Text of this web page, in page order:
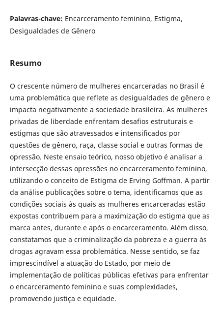
Palavras-chave: Encarceramento feminino, Estigma,
Desigualdades de Gênero
Resumo
O crescente número de mulheres encarceradas no Brasil é
uma problemática que reflete as desigualdades de gênero e
impacta negativamente a sociedade brasileira. As mulheres
privadas de liberdade enfrentam desafios estruturais e
estigmas que são atravessados e intensificados por
questões de gênero, raça, classe social e outras formas de
opressão. Neste ensaio teórico, nosso objetivo é analisar a
intersecção dessas opressões no encarceramento feminino,
utilizando o conceito de Estigma de Erving Goffman. A partir
da análise publicações sobre o tema, identificamos que as
condições sociais às quais as mulheres encarceradas estão
expostas contribuem para a maximização do estigma que as
marca antes, durante e após o encarceramento. Além disso,
constatamos que a criminalização da pobreza e a guerra às
drogas agravam essa problemática. Nesse sentido, se faz
imprescindível a atuação do Estado, por meio de
implementação de políticas públicas efetivas para enfrentar
o encarceramento feminino e suas complexidades,
promovendo justiça e equidade.